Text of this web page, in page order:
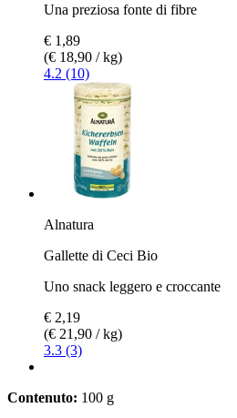
Una preziosa fonte di fibre
€ 1,89
(€ 18,90 / kg)
4.2 (10)
Alnatura
Gallette di Ceci Bio
Uno snack leggero e croccante
€ 2,19
(€ 21,90 / kg)
3.3 (3)
Contenuto: 100 g